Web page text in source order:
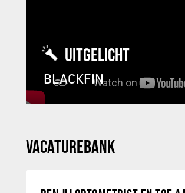
UITGELICHT
BLACKFIN
VACATUREBANK